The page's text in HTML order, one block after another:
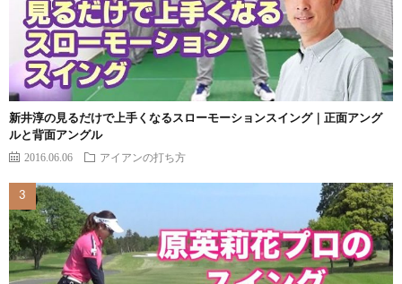
新井淳の見るだけで上手くなるスローモーションスイング｜正面アング
ルと背面アングル
2016.06.06 アイアンの打ち方